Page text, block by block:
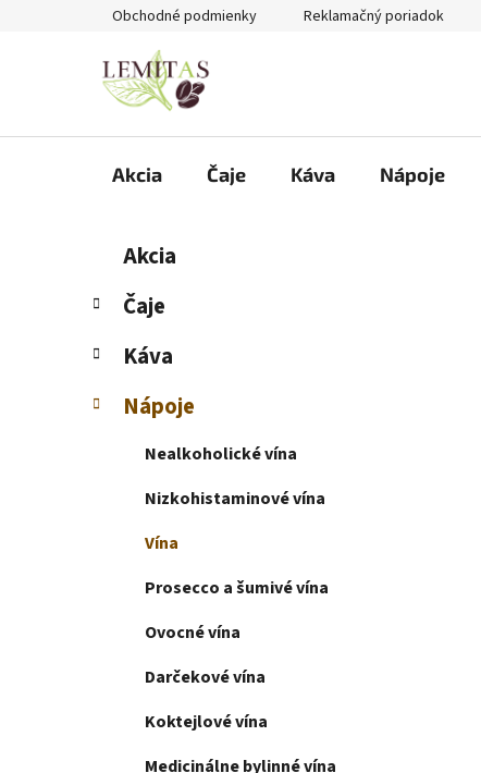
Obchodné podmienky Reklamačný poriadok
Akcia Čaje Káva Nápoje
č
ý
a
Preskočiť
kategórie
e
ó
i
Akcia
Čaje
Káva
Nápoje
Nealkoholické vína
Nizkohistaminové vína
Vína
Prosecco a šumivé vína
Ovocné vína
Darčekové vína
Koktejlové vína
Medicinálne bylinné vína